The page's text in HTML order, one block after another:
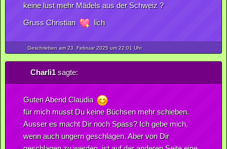
keine lust mehr Mädels aus der Schweiz ?
Gruss Christian
lich
Geschrieben am 23. Februar2025um 22:01 Uhr
Charli1sagte:
Guten Abend Claudia
für mich musst Du keine Büchsen mehr schieben.
Ausser es macht Dir noch Spass? Ich gebe mich,
wenn auch ungern geschlagen. Aber von Dir